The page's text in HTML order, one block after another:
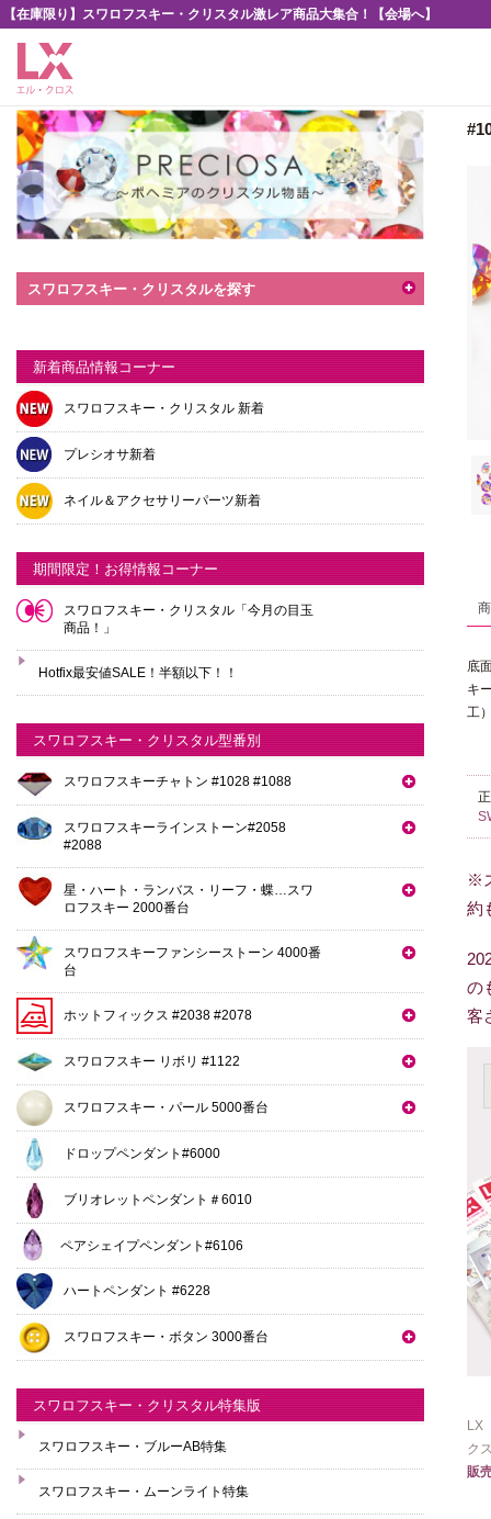
【在庫限り】スワロフスキー・クリスタル激レア商品大集合！【会場へ】
底
キ
工
※
約
の
客
LX
ク
販
スワロフスキー・クリスタルを探す
新着商品情報コーナー
スワロフスキー・クリスタル 新着
プレシオサ新着
ネイル＆アクセサリーパーツ新着
期間限定！お得情報コーナー
スワロフスキー・クリスタル「今月の目玉
商品！」
Hotfix最安値SALE！半額以下！！
スワロフスキー・クリスタル型番別
スワロフスキーチャトン #1028 #1088
スワロフスキーラインストーン#2058
#2088
星・ハート・ランバス・リーフ・蝶…スワ
ロフスキー 2000番台
スワロフスキーファンシーストーン 4000番
台
ホットフィックス #2038 #2078
スワロフスキー リボリ #1122
スワロフスキー・パール 5000番台
ドロップペンダント#6000
ブリオレットペンダント＃6010
ペアシェイプペンダント#6106
ハートペンダント #6228
スワロフスキー・ボタン 3000番台
スワロフスキー・クリスタル特集版
スワロフスキー・ブルーAB特集
スワロフスキー・ムーンライト特集